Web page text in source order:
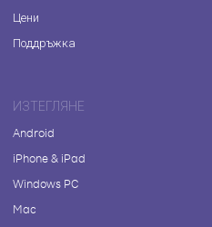
Цени
Поддръжка
ИЗТЕГЛЯНЕ
Android
iPhone & iPad
Windows PC
Mac